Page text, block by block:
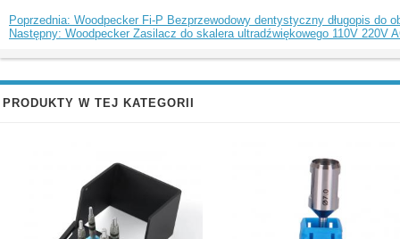
Poprzednia: Woodpecker Fi-P Bezprzewodowy dentystyczny długopis do
Następny: Woodpecker Zasilacz do skalera ultradźwiękowego 110V 220V
PRODUKTY W TEJ KATEGORII